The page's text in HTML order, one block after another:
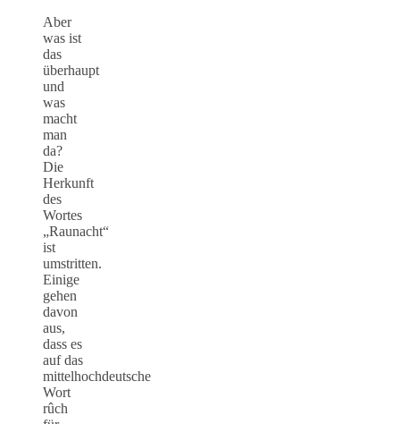
Aber
was ist
das
überhaupt
und
was
macht
man
da?
Die
Herkunft
des
Wortes
„Raunacht“
ist
umstritten.
Einige
gehen
davon
aus,
dass es
auf das
mittelhochdeutsche
Wort
rûch